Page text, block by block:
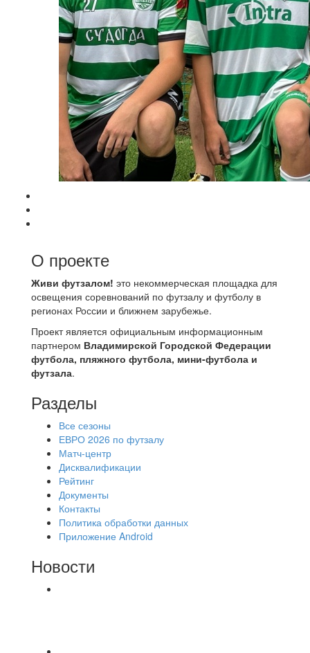
О проекте
Живи футзалом! это некоммерческая площадка для
освещения соревнований по футзалу и футболу в
регионах России и ближнем зарубежье.
Проект является официальным информационным
партнером Владимирской Городской Федерации
футбола, пляжного футбола, мини-футбола и
футзала.
Разделы
Все сезоны
ЕВРО 2026 по футзалу
Матч-центр
Дисквалификации
Рейтинг
Документы
Контакты
Политика обработки данных
Приложение Android
Новости